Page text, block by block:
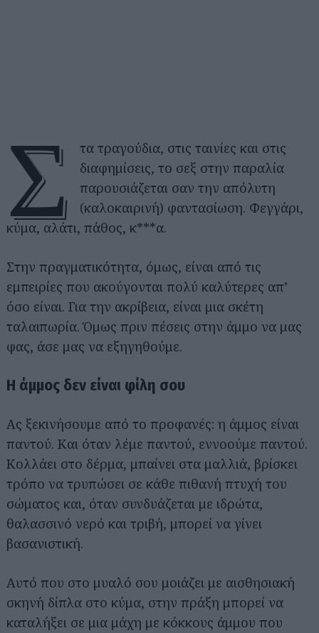
Σ
τα τραγούδια, στις ταινίες και στις
διαφημίσεις, το σεξ στην παραλία
παρουσιάζεται σαν την απόλυτη
(καλοκαιρινή) φαντασίωση. Φεγγάρι,
κύμα, αλάτι, πάθος, κ***α.
Στην πραγματικότητα, όμως, είναι από τις
εμπειρίες που ακούγονται πολύ καλύτερες απ’
όσο είναι. Για την ακρίβεια, είναι μια σκέτη
ταλαιπωρία. Όμως πριν πέσεις στην άμμο να μας
φας, άσε μας να εξηγηθούμε.
Η άμμος δεν είναι φίλη σου
Ας ξεκινήσουμε από το προφανές: η άμμος είναι
παντού. Και όταν λέμε παντού, εννοούμε παντού.
Κολλάει στο δέρμα, μπαίνει στα μαλλιά, βρίσκει
τρόπο να τρυπώσει σε κάθε πιθανή πτυχή του
σώματος και, όταν συνδυάζεται με ιδρώτα,
θαλασσινό νερό και τριβή, μπορεί να γίνει
βασανιστική.
Αυτό που στο μυαλό σου μοιάζει με αισθησιακή
σκηνή δίπλα στο κύμα, στην πράξη μπορεί να
καταλήξει σε μια μάχη με κόκκους άμμου που